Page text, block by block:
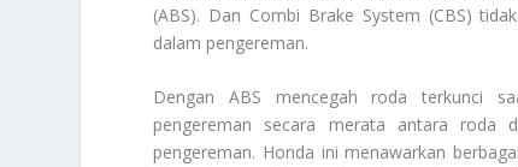
(ABS). Dan Combi Brake System (CBS)
dalam pengereman.
Dengan ABS mencegah roda terkunci
pengereman secara merata antara roda
pengereman. Honda ini menawarkan